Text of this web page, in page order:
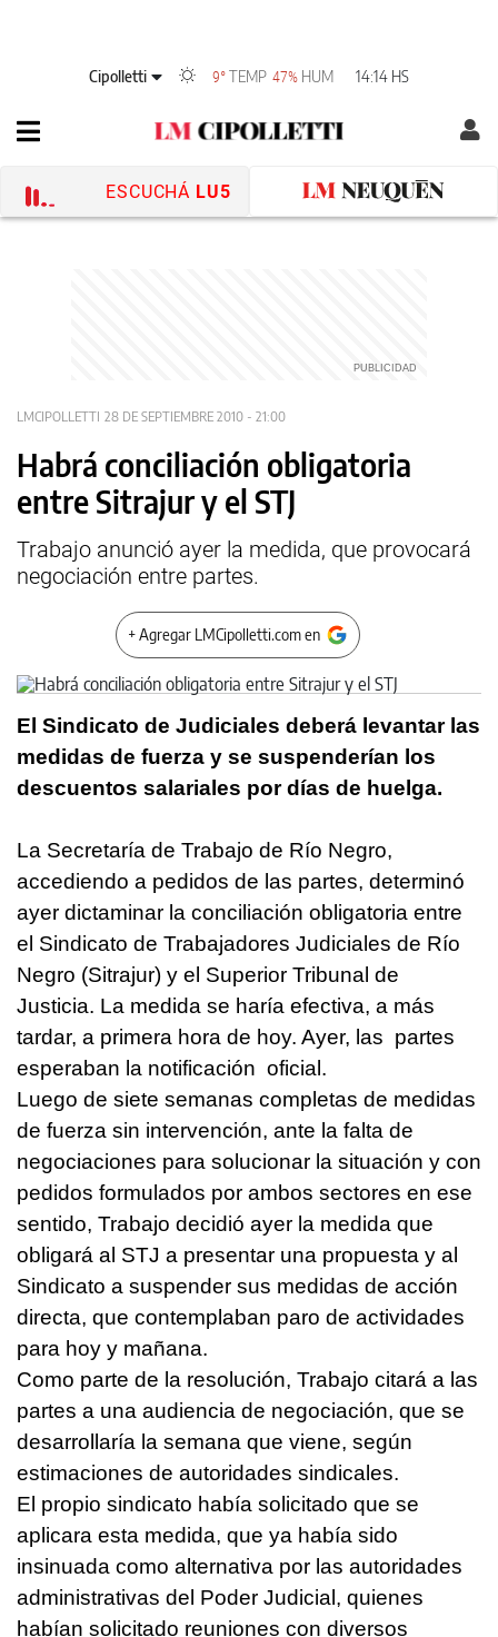
Cipolletti 9°TEMP 47% HUM 14:14 HS
ESCUCHÁ LU5
LMCIPOLLETTI 28 DE SEPTIEMBRE 2010 - 21:00
Habrá conciliación obligatoria
entre Sitrajur y el STJ
Trabajo anunció ayer la medida, que provocará
negociación entre partes.
+ Agregar LMCipolletti.com en
El Sindicato de Judiciales deberá levantar las
medidas de fuerza y se suspenderían los
descuentos salariales por días de huelga.
La Secretaría de Trabajo de Río Negro,
accediendo a pedidos de las partes, determinó
ayer dictaminar la conciliación obligatoria entre
el Sindicato de Trabajadores Judiciales de Río
Negro (Sitrajur) y el Superior Tribunal de
Justicia. La medida se haría efectiva, a más
tardar, a primera hora de hoy. Ayer, las partes
esperaban la notificación oficial.
Luego de siete semanas completas de medidas
de fuerza sin intervención, ante la falta de
negociaciones para solucionar la situación y con
pedidos formulados por ambos sectores en ese
sentido, Trabajo decidió ayer la medida que
obligará al STJ a presentar una propuesta y al
Sindicato a suspender sus medidas de acción
directa, que contemplaban paro de actividades
para hoy y mañana.
Como parte de la resolución, Trabajo citará a las
partes a una audiencia de negociación, que se
desarrollaría la semana que viene, según
estimaciones de autoridades sindicales.
El propio sindicato había solicitado que se
aplicara esta medida, que ya había sido
insinuada como alternativa por las autoridades
administrativas del Poder Judicial, quienes
habían solicitado reuniones con diversos